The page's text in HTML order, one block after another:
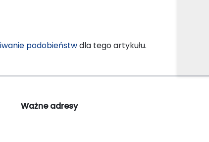
podobieństwdla tego artykułu.
Ważne adresy